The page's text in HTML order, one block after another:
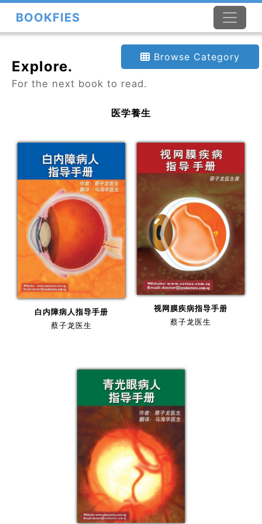
BOOKFIES
Explore.
For the next book to read.
Browse Category
医学養生
白内障病人指导手册
蔡子龙医生
视网膜疾病指导手册
蔡子龙医生